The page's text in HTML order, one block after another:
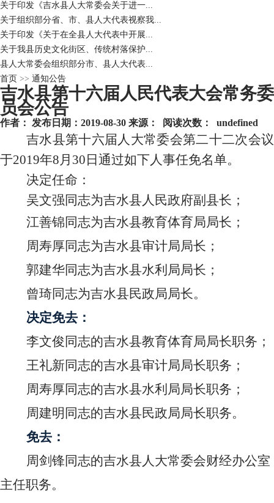
关于印发《吉水县人大常委会关于进一...
关于组织部分省、市、县人大代表视察我...
关于印发《关于在全县人大代表中开展...
关于我县历史文化街区、传统村落保护...
县人大常委会组织部分市、县人大代表...
首页 >> 通知公告
吉水县第十六届人民代表大会常务委
员会公告
作者： 发布日期：2019-08-30 来源： 阅读次数： undefined
吉水县第十六届人大常委会第二十二次会议
于2019年8月30日通过如下人事任免名单。
决定任命：
吴文强同志为吉水县人民政府副县长；
江善锦同志为吉水县教育体育局局长；
周寿厚同志为吉水县审计局局长；
郭建华同志为吉水县水利局局长；
曾琦同志为吉水县民政局局长。
决定免去：
李文俊同志的吉水县教育体育局局长职务；
王礼新同志的吉水县审计局局长职务；
周寿厚同志的吉水县水利局局长职务；
周建明同志的吉水县民政局局长职务。
免去：
周剑锋同志的吉水县人大常委会财经办公室
主任职务。